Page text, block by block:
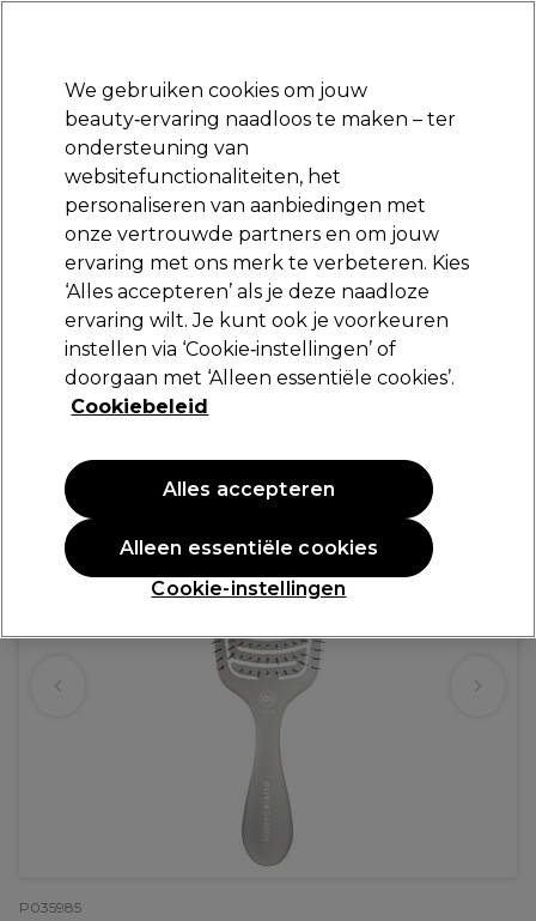
Aanmelden
Merken Deals Haar Elektra
Volgende dag geleverd*
Na verzending, maandag t/m vrijdag
Olivia Garden
Olivia Garden Essential Care Brush Flex Ice
Gray - Fine Hair
(0
P035985
We gebruiken cookies om jouw
beauty‑ervaring naadloos te maken – ter
ondersteuning van
websitefunctionaliteiten, het
personaliseren van aanbiedingen met
onze vertrouwde partners en om jouw
ervaring met ons merk te verbeteren. Kies
‘Alles accepteren’ als je deze naadloze
ervaring wilt. Je kunt ook je voorkeuren
instellen via ‘Cookie‑instellingen’ of
doorgaan met ‘Alleen essentiële cookies’.
Cookiebeleid
Cookie-instellingen
Alleen essentiële cookies
Alles accepteren